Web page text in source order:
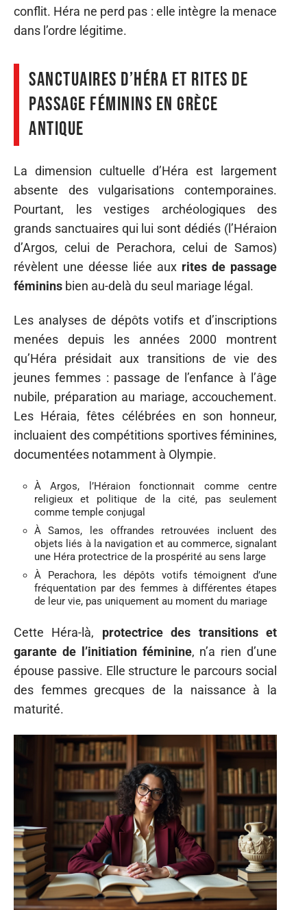
conflit. Héra ne perd pas : elle intègre la menace
dans l’ordre légitime.
Sanctuaires d’Héra et rites de
passage féminins en Grèce
antique
La dimension cultuelle d’Héra est largement
absente des vulgarisations contemporaines.
Pourtant, les vestiges archéologiques des
grands sanctuaires qui lui sont dédiés (l’Héraion
d’Argos, celui de Perachora, celui de Samos)
révèlent une déesse liée aux rites de passage
féminins bien au-delà du seul mariage légal.
Les analyses de dépôts votifs et d’inscriptions
menées depuis les années 2000 montrent
qu’Héra présidait aux transitions de vie des
jeunes femmes : passage de l’enfance à l’âge
nubile, préparation au mariage, accouchement.
Les Héraia, fêtes célébrées en son honneur,
incluaient des compétitions sportives féminines,
documentées notamment à Olympie.
À Argos, l’Héraion fonctionnait comme centre
religieux et politique de la cité, pas seulement
comme temple conjugal
À Samos, les offrandes retrouvées incluent des
objets liés à la navigation et au commerce, signalant
une Héra protectrice de la prospérité au sens large
À Perachora, les dépôts votifs témoignent d’une
fréquentation par des femmes à différentes étapes
de leur vie, pas uniquement au moment du mariage
Cette Héra-là, protectrice des transitions et
garante de l’initiation féminine, n’a rien d’une
épouse passive. Elle structure le parcours social
des femmes grecques de la naissance à la
maturité.